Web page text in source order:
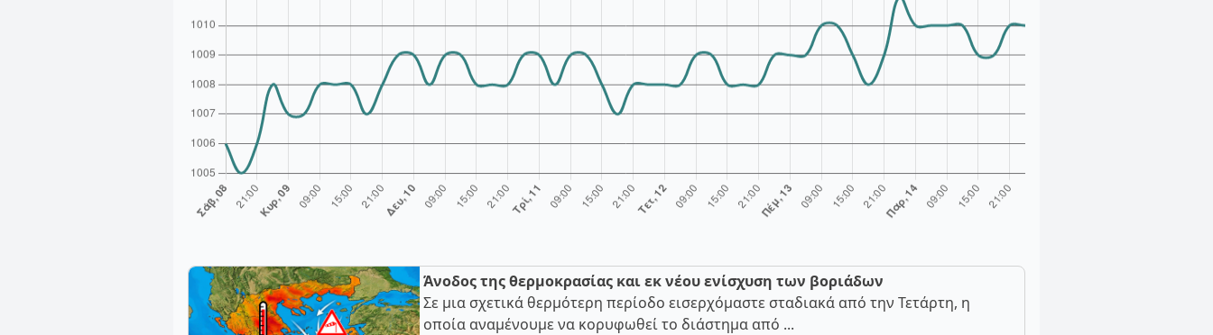
Άνοδος της θερμοκρασίας και εκ νέου ενίσχυση των βοριάδων
Σε μια σχετικά θερμότερη περίοδο εισερχόμαστε σταδιακά από την Τετάρτη, η
οποία αναμένουμε να κορυφωθεί το διάστημα από ...